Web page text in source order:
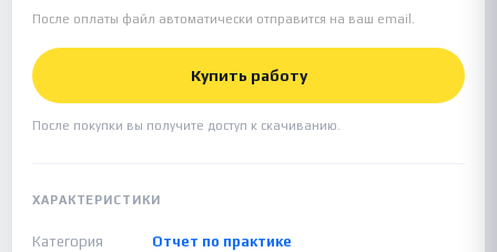
После оплаты файл автоматически отправится на ваш email.
Купить работу
После покупки вы получите доступ к скачиванию.
ХАРАКТЕРИСТИКИ
Категория
Отчет по практике